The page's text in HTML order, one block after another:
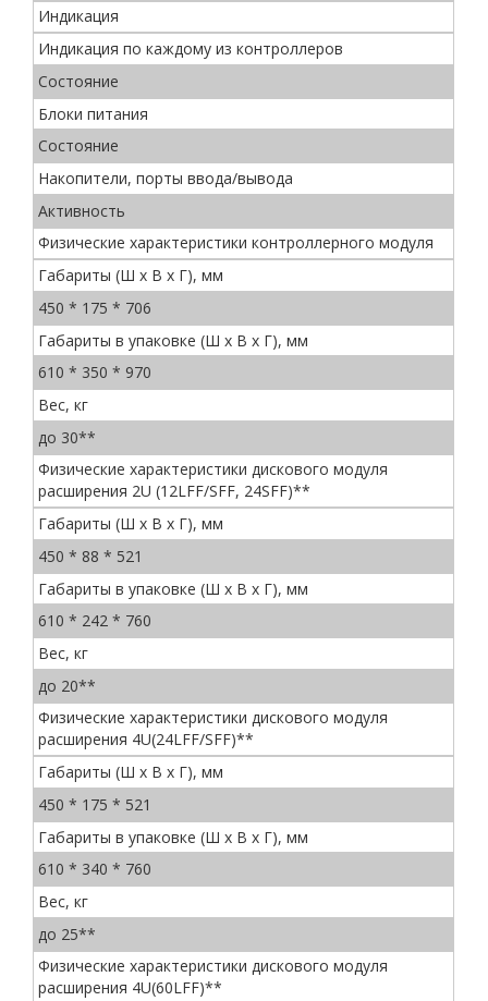
Индикация
Индикация по каждому из контроллеров
Состояние
Блоки питания
Состояние
Накопители, порты ввода/вывода
Активность
Физические характеристики контроллерного модуля
Габариты (Ш x В x Г), мм
450 * 175 * 706
Габариты в упаковке (Ш x В x Г), мм
610 * 350 * 970
Вес, кг
до 30**
Физические характеристики дискового модуля
расширения 2U (12LFF/SFF, 24SFF)**
Габариты (Ш x В x Г), мм
450 * 88 * 521
Габариты в упаковке (Ш x В x Г), мм
610 * 242 * 760
Вес, кг
до 20**
Физические характеристики дискового модуля
расширения 4U(24LFF/SFF)**
Габариты (Ш x В x Г), мм
450 * 175 * 521
Габариты в упаковке (Ш x В x Г), мм
610 * 340 * 760
Вес, кг
до 25**
Физические характеристики дискового модуля
расширения 4U(60LFF)**